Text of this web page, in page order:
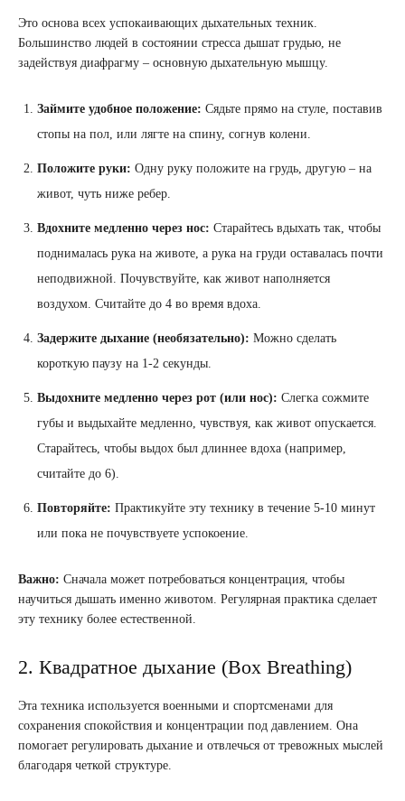
Это основа всех успокаивающих дыхательных техник.
Большинство людей в состоянии стресса дышат грудью, не
задействуя диафрагму – основную дыхательную мышцу.
Займите удобное положение: Сядьте прямо на стуле, поставив
стопы на пол, или лягте на спину, согнув колени.
Положите руки: Одну руку положите на грудь, другую – на
живот, чуть ниже ребер.
Вдохните медленно через нос: Старайтесь вдыхать так, чтобы
поднималась рука на животе, а рука на груди оставалась почти
неподвижной. Почувствуйте, как живот наполняется
воздухом. Считайте до 4 во время вдоха.
Задержите дыхание (необязательно): Можно сделать
короткую паузу на 1-2 секунды.
Выдохните медленно через рот (или нос): Слегка сожмите
губы и выдыхайте медленно, чувствуя, как живот опускается.
Старайтесь, чтобы выдох был длиннее вдоха (например,
считайте до 6).
Повторяйте: Практикуйте эту технику в течение 5-10 минут
или пока не почувствуете успокоение.
Важно: Сначала может потребоваться концентрация, чтобы
научиться дышать именно животом. Регулярная практика сделает
эту технику более естественной.
2. Квадратное дыхание (Box Breathing)
Эта техника используется военными и спортсменами для
сохранения спокойствия и концентрации под давлением. Она
помогает регулировать дыхание и отвлечься от тревожных мыслей
благодаря четкой структуре.